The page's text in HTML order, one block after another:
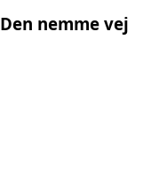
Den nemme vej